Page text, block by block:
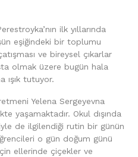
ilk yıllarında
eşiğindeki bir toplumu
ve bireysel çıkarlar
olmak üzere bugün hala
ışık tutuyor.
Yelena Sergeyevna
yaşamaktadır. Okul dışında
de ilgilendiği rutin bir günün
o gün doğum günü
ellerinde çiçekler ve